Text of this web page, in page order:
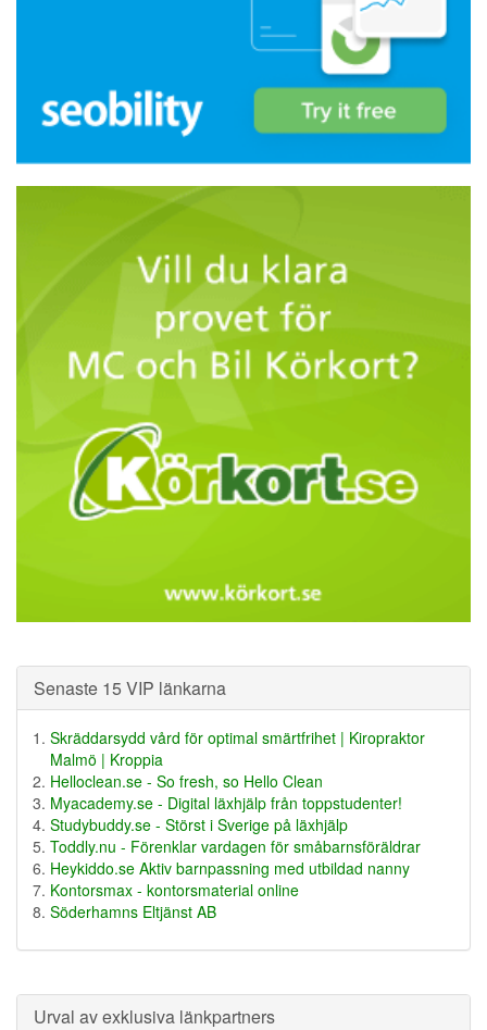
Senaste 15 VIP länkarna
Skräddarsydd vård för optimal smärtfrihet | Kiropraktor
Malmö | Kroppia
Helloclean.se - So fresh, so Hello Clean
Myacademy.se - Digital läxhjälp från toppstudenter!
Studybuddy.se - Störst i Sverige på läxhjälp
Toddly.nu - Förenklar vardagen för småbarnsföräldrar
Heykiddo.se Aktiv barnpassning med utbildad nanny
Kontorsmax - kontorsmaterial online
Söderhamns Eltjänst AB
Urval av exklusiva länkpartners